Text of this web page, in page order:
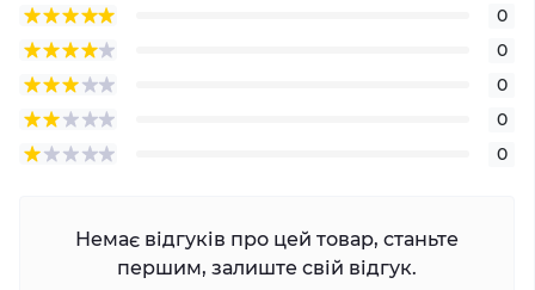
0
0
0
0
0
Немає відгуків про цей товар, станьте
першим, залиште свій відгук.